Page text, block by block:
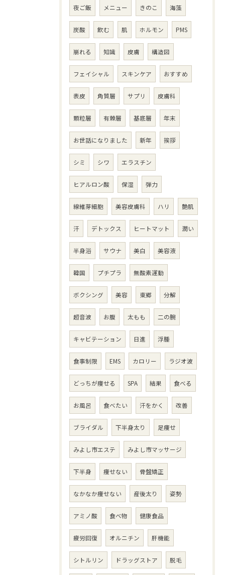
夜ご飯 メニュー きのこ 海藻
炭酸 飲む 肌 ホルモン PMS
崩れる 知識 皮膚 構造図
フェイシャル スキンケア おすすめ
表皮 角質層 サプリ 皮膚科
顆粒層 有棘層 基底層 年末
お世話になりました 新年 挨拶
シミ シワ エラスチン
ヒアルロン酸 保湿 弾力
線維芽細胞 美容皮膚科 ハリ 艶肌
汗 デトックス ヒートマット 潤い
半身浴 サウナ 美白 美容液
韓国 プチプラ 無酸素運動
ボクシング 美容 東郷 分解
超音波 お腹 太もも 二の腕
キャビテーション 日進 浮腫
食事制限 EMS カロリー ラジオ波
どっちが痩せる SPA 結果 食べる
お風呂 食べたい 汗をかく 改善
ブライダル 下半身太り 足痩せ
みよし市エステ みよし市マッサージ
下半身 痩せない 骨盤矯正
なかなか痩せない 産後太り 姿勢
アミノ酸 食べ物 健康食品
疲労回復 オルニチン 肝機能
シトルリン ドラッグストア 脱毛